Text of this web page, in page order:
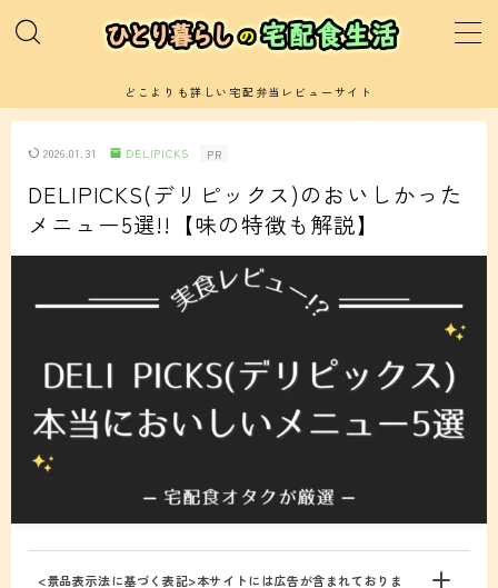
どこよりも詳しい宅配弁当レビューサイト
運営者プロフィールと当サイトの紹介
サイトマップ(記事一覧)
2026.01.31 DELIPICKS PR
DELIPICKS(デリピックス)のおいしかった
メニュー5選!!【味の特徴も解説】
<景品表示法に基づく表記>本サイトには広告が含まれておりま